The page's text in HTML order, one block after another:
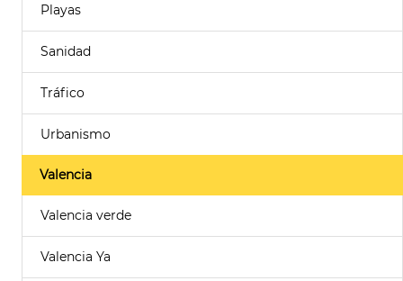
Playas
Sanidad
Tráfico
Urbanismo
Valencia
Valencia verde
Valencia Ya